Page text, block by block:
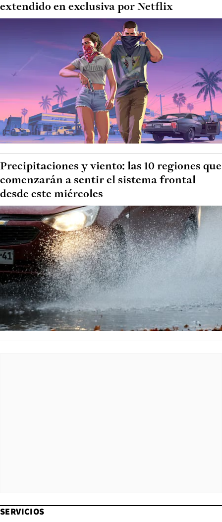
extendido en exclusiva por Netflix
Precipitaciones y viento: las 10 regiones que
comenzarán a sentir el sistema frontal
desde este miércoles
SERVICIOS